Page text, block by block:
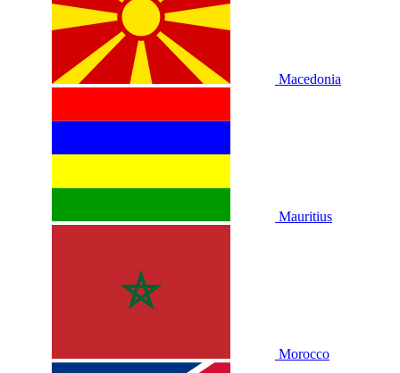
Macedonia
Mauritius
Morocco